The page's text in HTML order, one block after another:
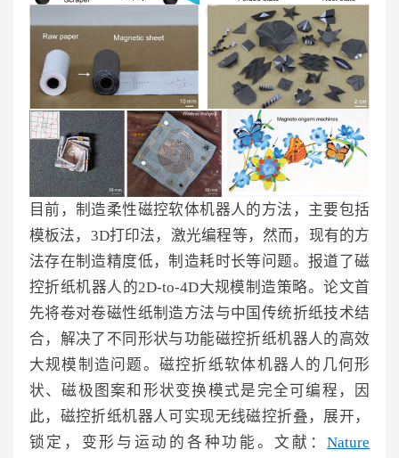
目前，制造柔性磁控软体机器人的方法，主要包括
模板法，3D打印法，激光编程等，然而，现有的方
法存在制造精度低，制造耗时长等问题。报道了磁
控折纸机器人的2D-to-4D大规模制造策略。论文首
先将卷对卷磁性纸制造方法与中国传统折纸技术结
合，解决了不同形状与功能磁控折纸机器人的高效
大规模制造问题。磁控折纸软体机器人的几何形
状、磁极图案和形状变换模式是完全可编程，因
此，磁控折纸机器人可实现无线磁控折叠，展开，
锁定，变形与运动的各种功能。文献：Nature